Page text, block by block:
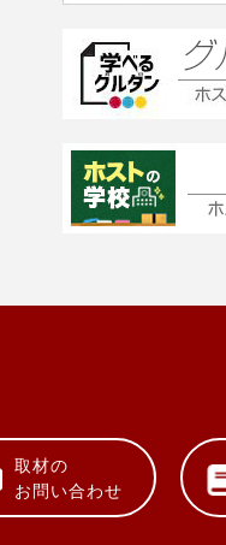
取材の
お問い合わせ